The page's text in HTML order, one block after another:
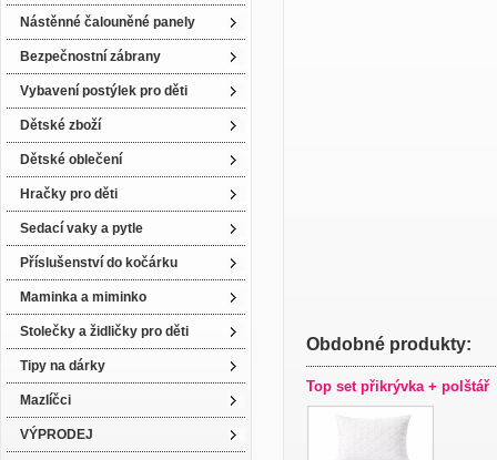
Nástěnné čalouněné panely
Bezpečnostní zábrany
Vybavení postýlek pro děti
Dětské zboží
Dětské oblečení
Hračky pro děti
Sedací vaky a pytle
Příslušenství do kočárku
Maminka a miminko
Stolečky a židličky pro děti
Tipy na dárky
Mazlíčci
VÝPRODEJ
Obdobné produkty:
Top set přikrývka + polštář